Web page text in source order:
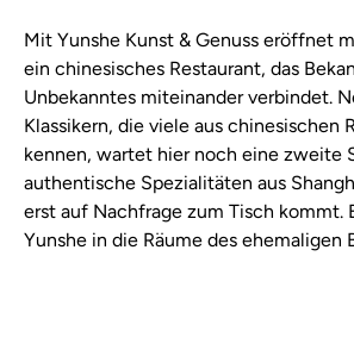
Mit Yunshe Kunst & Genuss eröffnet
ein chinesisches Restaurant, das
Unbekanntes miteinander verbindet.
Klassikern, die viele aus chinesischen
kennen, wartet hier noch eine zweite
authentische Spezialitäten aus
erst auf Nachfrage zum Tisch kommt.
Yunshe in die Räume des ehemaligen